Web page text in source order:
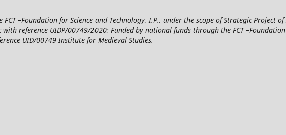
–Foundation for Science and Technology, I.P., under the scope of Strategic Project
reference UIDP/00749/2020; Funded by national funds through the FCT
UID/00749 Institute for Medieval Studies.